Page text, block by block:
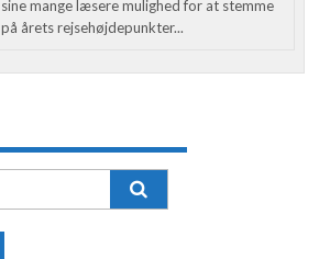
sine mange læsere mulighed for at stemme
på årets rejsehøjdepunkter...